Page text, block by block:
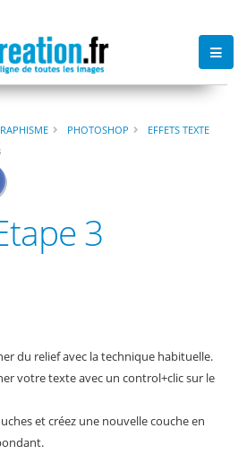
PHOTOSHOP
EFFETS TEXTE
3
du relief avec la technique habituelle.
votre texte avec un control+clic sur le
et créez une nouvelle couche en